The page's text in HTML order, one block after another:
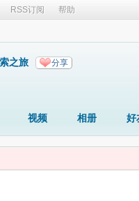
RSS订阅 帮助
之旅 分享
视频 相册 好